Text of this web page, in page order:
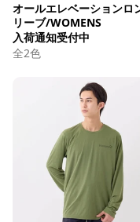
オールエレベーションロ
リーブ/WOMENS
入荷通知受付中
全2色